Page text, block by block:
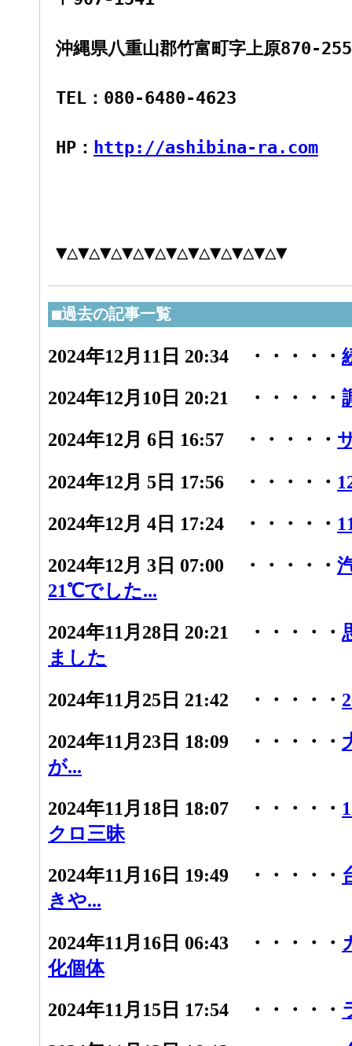
沖縄県八重山郡竹富町字上原870-
TEL：080-6480-4623
HP： http://ashibina-ra.com
▼△▼△▼△▼△▼△▼△▼△▼△▼△▼△▼
■過去の記事一覧
2024年12月11日 20:34 ・・・・・
2024年12月10日 20:21 ・・・・・
2024年12月 6日 16:57 ・・・・・
2024年12月 5日 17:56 ・・・・・
2024年12月 4日 17:24 ・・・・・
2024年12月 3日 07:00 ・・・・・
21℃でした...
2024年11月28日 20:21 ・・・・・
ました
2024年11月25日 21:42 ・・・・・
2024年11月23日 18:09 ・・・・・
が...
2024年11月18日 18:07 ・・・・・
クロ三昧
2024年11月16日 19:49 ・・・・・
きや...
2024年11月16日 06:43 ・・・・・
化個体
2024年11月15日 17:54 ・・・・・